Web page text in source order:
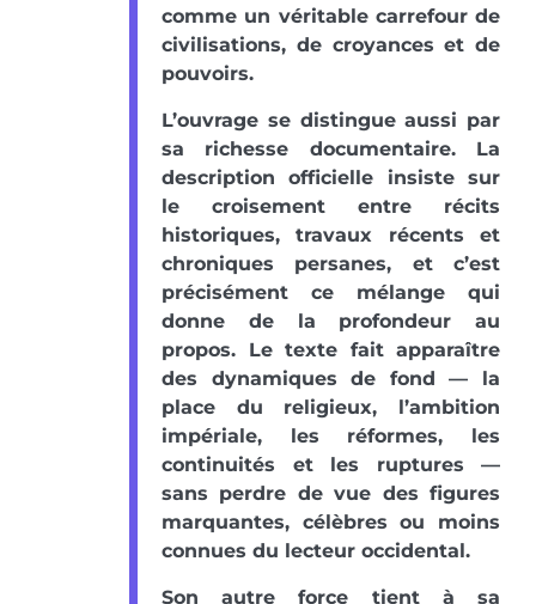
comme un véritable carrefour de
civilisations, de croyances et de
pouvoirs.
L’ouvrage se distingue aussi par
sa richesse documentaire. La
description officielle insiste sur
le croisement entre récits
historiques, travaux récents et
chroniques persanes, et c’est
précisément ce mélange qui
donne de la profondeur au
propos. Le texte fait apparaître
des dynamiques de fond — la
place du religieux, l’ambition
impériale, les réformes, les
continuités et les ruptures —
sans perdre de vue des figures
marquantes, célèbres ou moins
connues du lecteur occidental.
Son autre force tient à sa